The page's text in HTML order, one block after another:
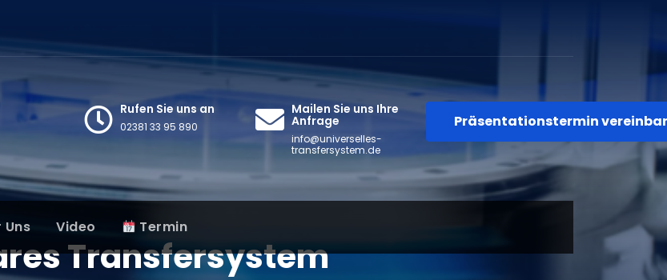
Rufen Sie uns an
02381 33 95 890
Mailen Sie uns Ihre
Anfrage
info@universelles-
transfersystem.de
Präsentationstermin
Uns Video Termin
Transfersystem